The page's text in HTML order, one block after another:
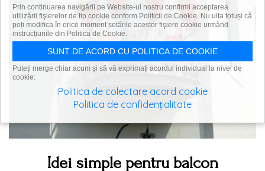
Idei simple pentru balcon
Prin continuarea navigării pe Website-ul nostru confirmi acceptarea
utilizării fişierelor de tip cookie conform Politicii de Cookie. Nu uita totuși că
poți modifica în orice moment setările acestor fişiere cookie urmând
instrucțiunile din Politica de Cookie.
SUNT DE ACORD CU POLITICA DE COOKIE
Puteți merge chiar acum și să vă exprimați acordul individual la nivel de
cookie:
Politica de colectare acord cookie
Politica de confidențialitate